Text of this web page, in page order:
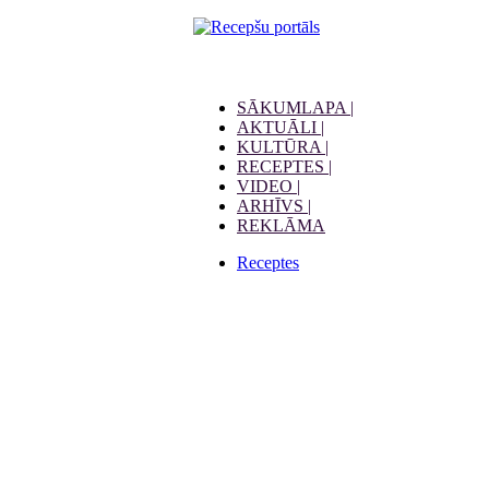
SĀKUMLAPA |
AKTUĀLI |
KULTŪRA |
RECEPTES |
VIDEO |
ARHĪVS |
REKLĀMA
Receptes